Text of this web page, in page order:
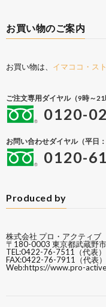
お買い物のご案内
お買い物は、 イマココ・ス
ご注文専用ダイヤル（9時～21
0120-
お問い合わせダイヤル（平日
0120-
Produced by
株式会社 プロ・アクティブ
〒180-0003 東京都武蔵野
TEL:0422-76-7511（代表）
FAX:0422-76-7911（代表）
Web:https://www.pro-